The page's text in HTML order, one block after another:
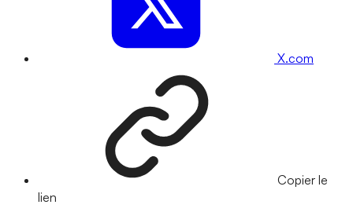
X.com
Copier le
lien